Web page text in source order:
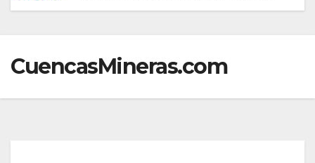
CuencasMineras.com